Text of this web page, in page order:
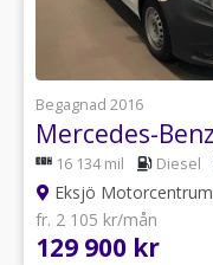
Begagnad 2016
16 134 mil Diesel
Eksjö Motorcentrum
fr. 2 105 kr/mån
129 900 kr